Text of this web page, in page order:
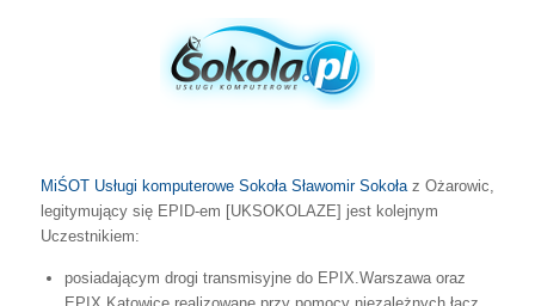
MiŚOT Usługi komputerowe Sokoła Sławomir Sokołaz Ożarowic,
legitymujący się EPID-em [UKSOKOLAZE] jest kolejnym
Uczestnikiem:
posiadającym drogi transmisyjne do EPIX.Warszawa oraz